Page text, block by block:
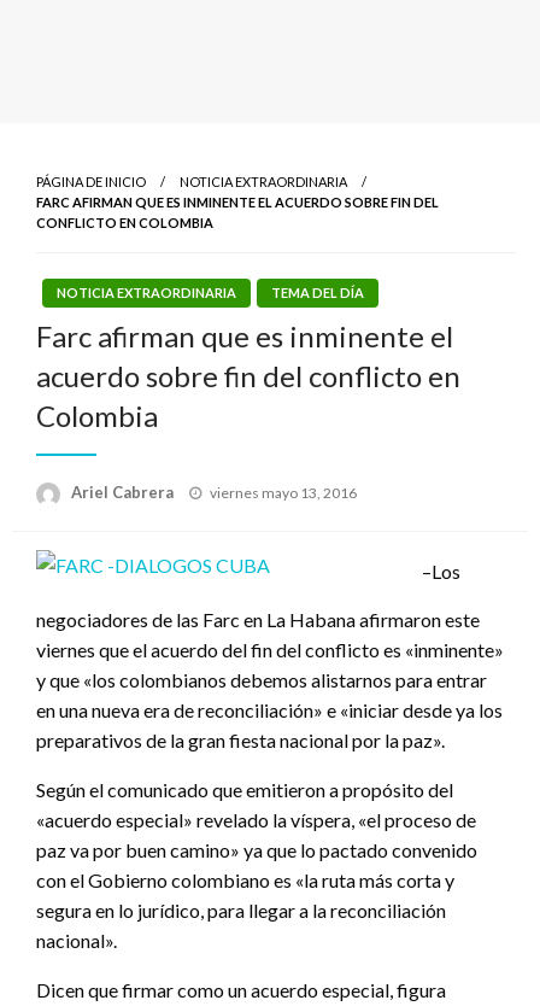
PÁGINA DE INICIO
NOTICIA EXTRAORDINARIA
FARC AFIRMAN QUE ES INMINENTE EL ACUERDO SOBRE FIN DEL
CONFLICTO EN COLOMBIA
NOTICIA EXTRAORDINARIA TEMA DEL DÍA
Farc afirman que es inminente el
acuerdo sobre fin del conflicto en
Colombia
Ariel Cabrera
Publicado
viernes mayo 13, 2016
–Los
negociadores de las Farc en La Habana afirmaron este
viernes que el acuerdo del fin del conflicto es «inminente»
y que «los colombianos debemos alistarnos para entrar
en una nueva era de reconciliación» e «iniciar desde ya los
preparativos de la gran fiesta nacional por la paz».
Según el comunicado que emitieron a propósito del
«acuerdo especial» revelado la víspera, «el proceso de
paz va por buen camino» ya que lo pactado convenido
con el Gobierno colombiano es «la ruta más corta y
segura en lo jurídico, para llegar a la reconciliación
nacional».
Dicen que firmar como un acuerdo especial, figura